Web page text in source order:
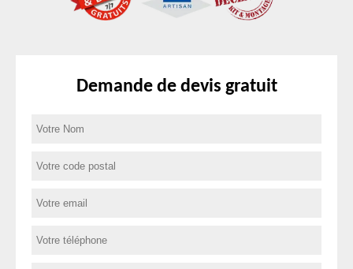
Demande de devis gratuit